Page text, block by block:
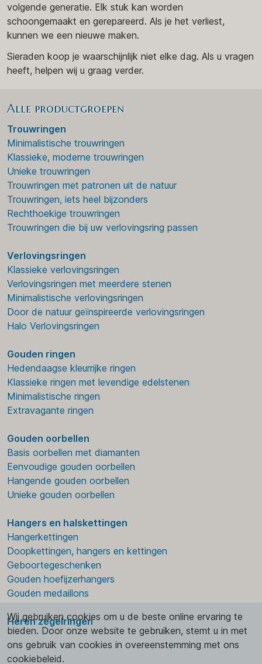
volgende generatie. Elk stuk kan worden
schoongemaakt en gerepareerd. Als je het verliest,
kunnen we een nieuwe maken.
Sieraden koop je waarschijnlijk niet elke dag. Als u vragen
heeft, helpen wij u graag verder.
Alle productgroepen
Trouwringen
Minimalistische trouwringen
Klassieke, moderne trouwringen
Unieke trouwringen
Trouwringen met patronen uit de natuur
Trouwringen, iets heel bijzonders
Rechthoekige trouwringen
Trouwringen die bij uw verlovingsring passen
Verlovingsringen
Klassieke verlovingsringen
Verlovingsringen met meerdere stenen
Minimalistische verlovingsringen
Door de natuur geïnspireerde verlovingsringen
Halo Verlovingsringen
Gouden ringen
Hedendaagse kleurrijke ringen
Klassieke ringen met levendige edelstenen
Minimalistische ringen
Extravagante ringen
Gouden oorbellen
Basis oorbellen met diamanten
Eenvoudige gouden oorbellen
Hangende gouden oorbellen
Unieke gouden oorbellen
Hangers en halskettingen
Hangerkettingen
Doopkettingen, hangers en kettingen
Geboortegeschenken
Gouden hoefijzerhangers
Gouden medaillons
Heren zegelringen
Wij gebruiken cookies om u de beste online ervaring te
bieden. Door onze website te gebruiken, stemt u in met
ons gebruik van cookies in overeenstemming met ons
cookiebeleid.